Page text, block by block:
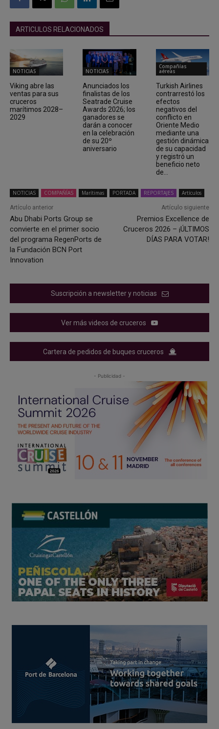
ARTICULOS RELACIONADOS
NOTICIAS
Viking abre las
ventas para sus
cruceros
marítimos 2028–
2029
NOTICIAS
Anunciados los
finalistas de los
Seatrade Cruise
Awards 2026; los
ganadores se
darán a conocer
en la celebración
de su 20º
aniversario
Compañías
aéreas
Turkish Airlines
contrarrestó los
efectos
negativos del
conflicto en
Oriente Medio
mediante una
gestión dinámica
de su capacidad
y registró un
beneficio neto
de...
NOTICIAS COMPAÑÍAS Marítimas PORTADA REPORTAJES Artículos
Artículo anterior
Abu Dhabi Ports Group se
convierte en el primer socio
del programa RegenPorts de
la Fundación BCN Port
Innovation
Artículo siguiente
Premios Excellence de
Cruceros 2026 – ¡ÚLTIMOS
DÍAS PARA VOTAR!
Suscripción a newsletter y noticias
Ver más videos de cruceros
Cartera de pedidos de buques cruceros
- Publicidad -